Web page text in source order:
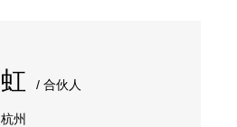
/ 合伙人
州